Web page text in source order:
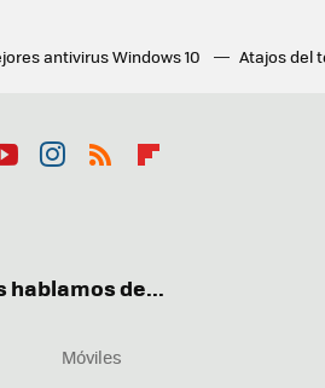
antivirus Windows 10 Atajos del
hablamos de...
Móviles